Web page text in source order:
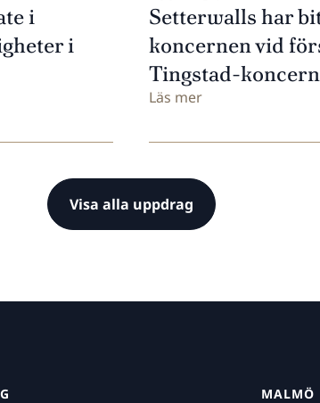
i
i
Setterwalls har
koncernen vid
Tingstad-
Läs mer
Visa alla uppdrag
MALMÖ